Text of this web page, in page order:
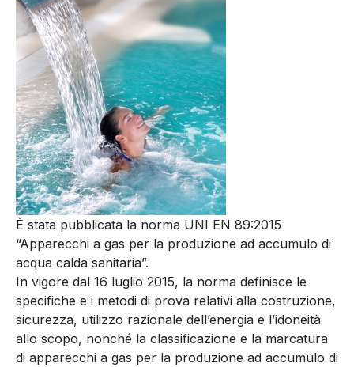
È stata pubblicata la norma UNI EN 89:2015
“Apparecchi a gas per la produzione ad accumulo di
acqua calda sanitaria”.
In vigore dal 16 luglio 2015, la norma definisce le
specifiche e i metodi di prova relativi alla costruzione,
sicurezza, utilizzo razionale dell’energia e l’idoneità
allo scopo, nonché la classificazione e la marcatura
di apparecchi a gas per la produzione ad accumulo di